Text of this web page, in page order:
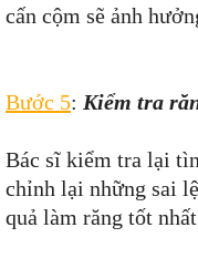
cấn cộm sẽ ảnh
Bước 5: Kiểm tra
Bác sĩ kiểm tra lại
chỉnh lại những sai
quả làm răng tốt